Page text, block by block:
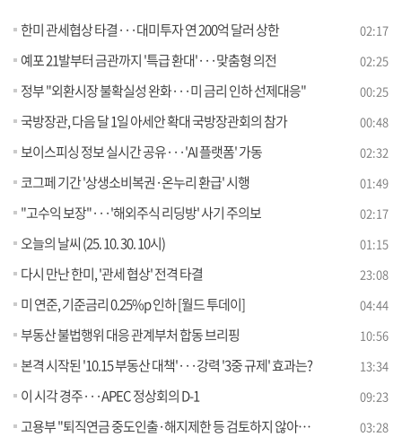
한미 관세협상 타결···대미투자 연 200억 달러 상한 02:17
예포 21발부터 금관까지 '특급 환대'···맞춤형 의전 02:25
정부 "외환시장 불확실성 완화···미 금리 인하 선제대응" 00:25
국방장관, 다음 달 1일 아세안 확대 국방장관회의 참가 00:48
보이스피싱 정보 실시간 공유···'AI 플랫폼' 가동 02:32
코그페 기간 '상생소비복권·온누리 환급' 시행 01:49
"고수익 보장"···'해외주식 리딩방' 사기 주의보 02:17
오늘의 날씨 (25. 10. 30. 10시) 01:15
다시 만난 한미, '관세 협상' 전격 타결 23:08
미 연준, 기준금리 0.25%p 인하 [월드 투데이] 04:44
부동산 불법행위 대응 관계부처 합동 브리핑 10:56
본격 시작된 '10.15 부동산 대책'···강력 '3중 규제' 효과는? 13:34
이 시각 경주···APEC 정상회의 D-1 09:23
고용부 "퇴직연금 중도인출·해지제한 등 검토하지 않아" [정책 바로보기] 03:28